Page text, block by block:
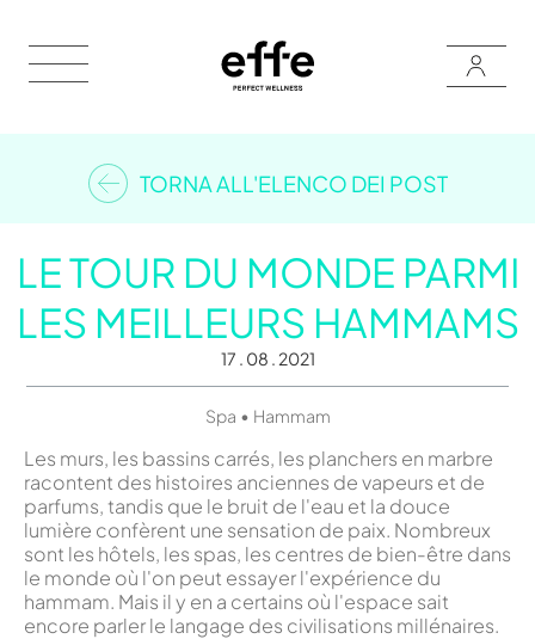
TORNA ALL'ELENCO DEI POST
LE TOUR DU MONDE PARMI
LES MEILLEURS HAMMAMS
17 . 08 . 2021
Spa • Hammam
Les murs, les bassins carrés, les planchers en marbre
racontent des histoires anciennes de vapeurs et de
parfums, tandis que le bruit de l'eau et la douce
lumière confèrent une sensation de paix. Nombreux
sont les hôtels, les spas, les centres de bien-être dans
le monde où l'on peut essayer l'expérience du
hammam. Mais il y en a certains où l'espace sait
encore parler le langage des civilisations millénaires.